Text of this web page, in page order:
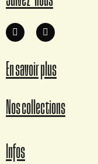
En savoir plus
Nos collections
Infos